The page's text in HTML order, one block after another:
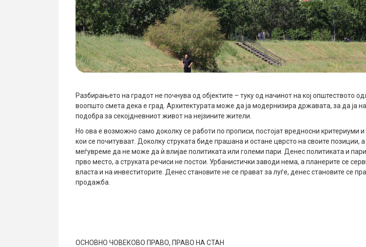
Разбирањето на градот не почнува од објектите – туку од начинот на кој општеството
воопшто смета дека е град. Архитектурата може да ја модернизира државата, за да ја
подобра за секојдневниот живот на нејзините жители.
Но ова е возможно само доколку се работи по прописи, постојат вредносни критериуми
кои се почитуваат. Доколку струката биде прашана и остане цврсто на своите позиции, а
меѓувреме да не може да ѝ влијае политиката или големи пари. Денес политиката и
прво место, а струката речиси не постои. Урбанистички заводи нема, а планерите се
власта и на инвеститорите. Денес становите не се прават за луѓе, денес становите се
продажба.
ОСНОВНО ЧОВЕКОВО ПРАВО, ПРАВО НА СТАН